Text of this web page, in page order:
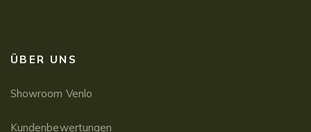
ÜBER UNS
Showroom Venlo
Kundenbewertungen